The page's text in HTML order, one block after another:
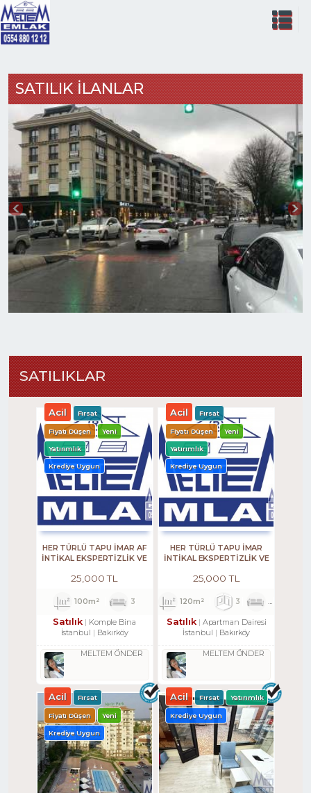
SATILIK İLANLAR
SATILIKLAR
Acil Fırsat
Fiyatı Düşen Yeni
Yatırımlık
Krediye Uygun
HER TÜRLÜ TAPU İMAR AF
İNTİKAL EKSPERTİZLİK VE
DANIŞMANLIK HİZMETLERİ-
34 YILLIK TECRÜBE.
25,000 TL
100m² 3
Satılık
Komple Bina
İstanbul
Bakırköy
MELTEM ÖNDER
Acil Fırsat
Fiyatı Düşen Yeni
Yatırımlık
Krediye Uygun
HER TÜRLÜ TAPU İMAR
İNTİKAL EKSPERTİZLİK VE
DANIŞMANLIK HİZMETLERİ
25,000 TL
120m² 3
Satılık
Apartman Dairesi
İstanbul
Bakırköy
MELTEM ÖNDER
Acil Fırsat
Fiyatı Düşen Yeni
Krediye Uygun
Acil Fırsat Yatırımlık
Krediye Uygun